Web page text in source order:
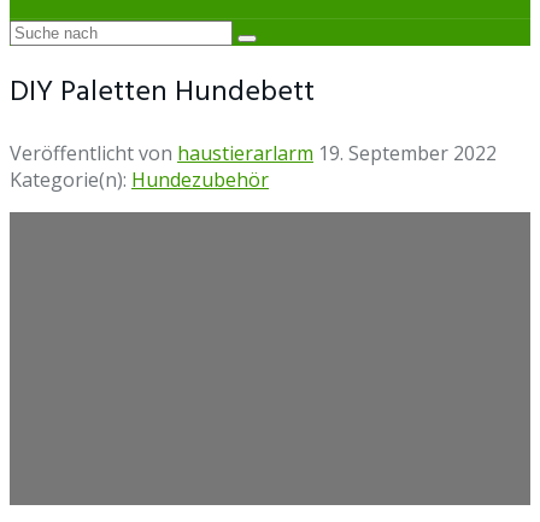
DIY Paletten Hundebett
Veröffentlicht von haustierarlarm 19. September 2022
Kategorie(n): Hundezubehör